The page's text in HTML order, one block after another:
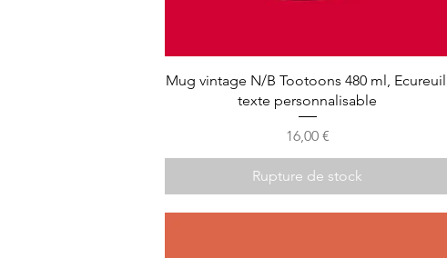
Mug vintage N/B Tootoons 480 ml, Ecureuil,
texte personnalisable
Prix
16,00 €
Rupture de stock